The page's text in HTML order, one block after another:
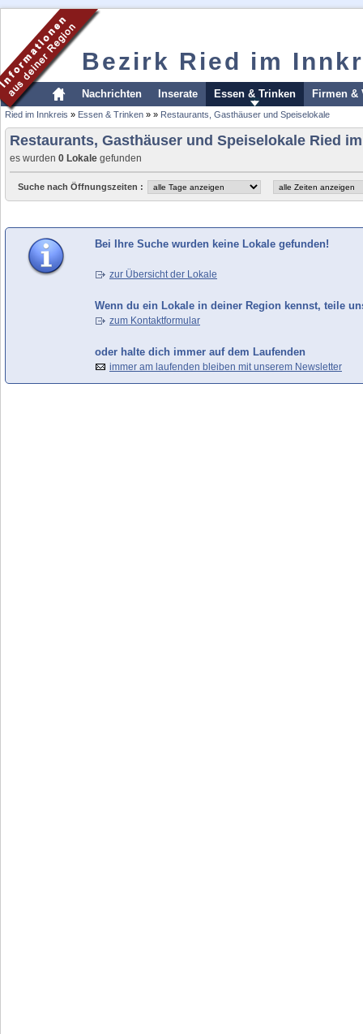
Bezirk Ried im
Nachrichten Inserate Essen & Trinken Firmen &
Ried im Innkreis » Essen & Trinken » » Restaurants, Gasthäuser und Speiselokale
Restaurants, Gasthäuser und Speiselokale Ried
es wurden 0 Lokale gefunden
Suche nach Öffnungszeiten :
Bei Ihre Suche wurden keine Lokale gefunden!
zur Übersicht der Lokale
Wenn du ein Lokale in deiner Region kennst, teile
zum Kontaktformular
oder halte dich immer auf dem Laufenden
immer am laufenden bleiben mit unserem Newsletter